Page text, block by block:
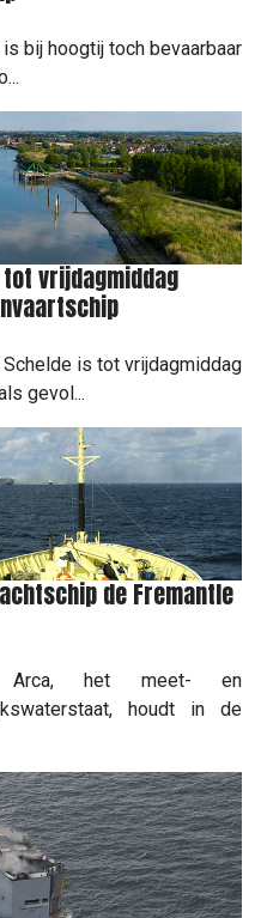
bij hoogtij toch bevaarbaar
vrijdagmiddag
Schelde is tot vrijdagmiddag
gevol...
de Fremantle
het meet- en
houdt in de